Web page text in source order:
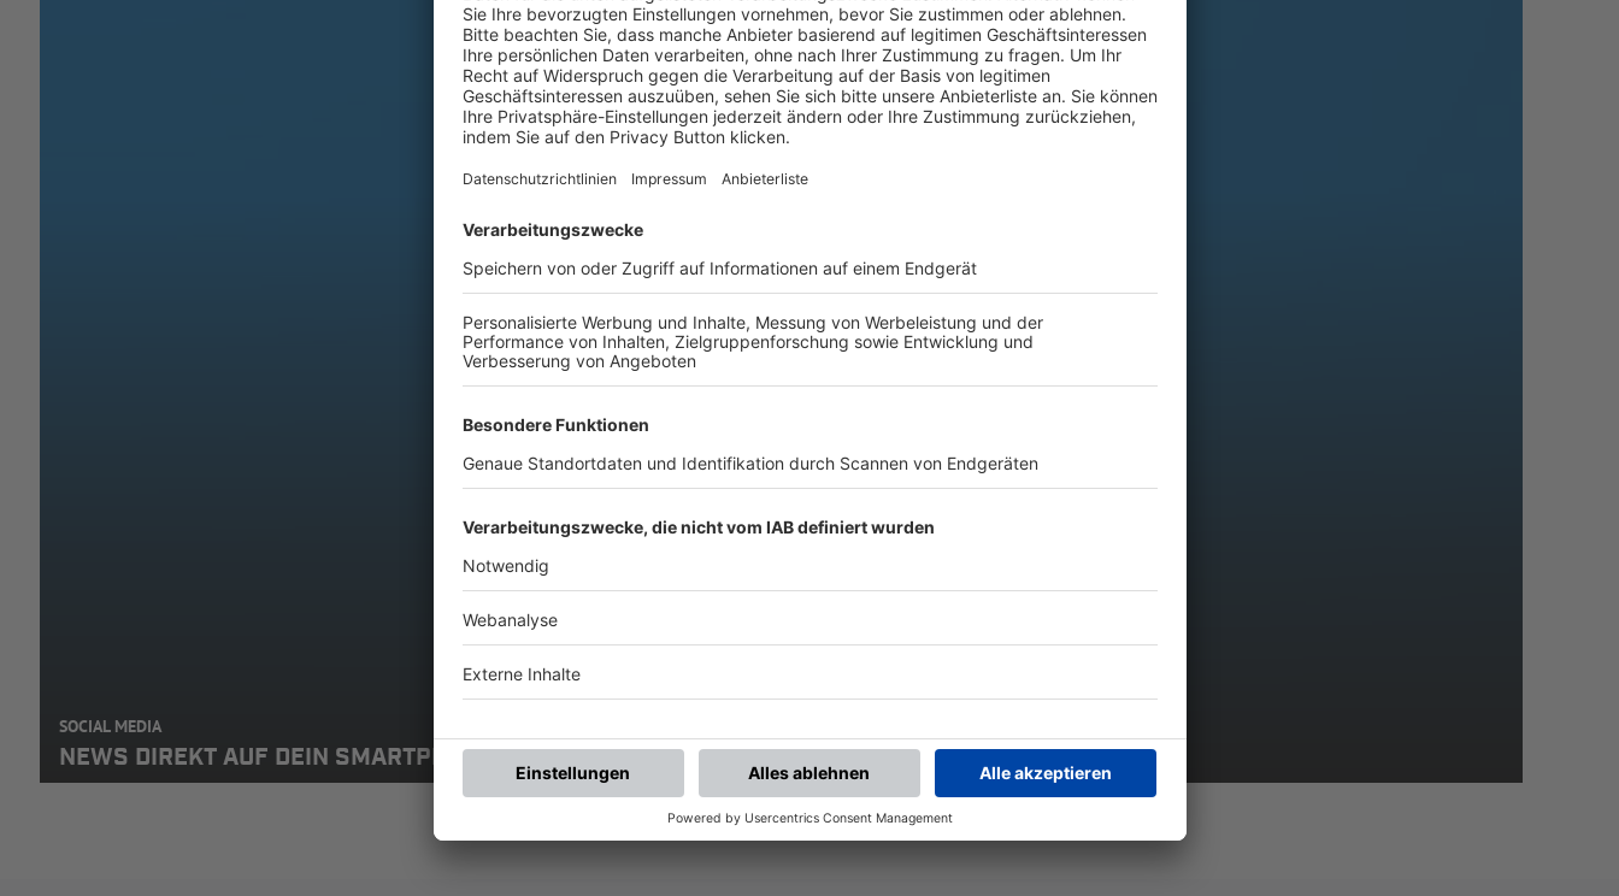
SOCIAL MEDIA
NEWS DIREKT AUF DEIN SMARTPHONE: ABONNIERE DEN BFV-WHATSAPP-KANAL!